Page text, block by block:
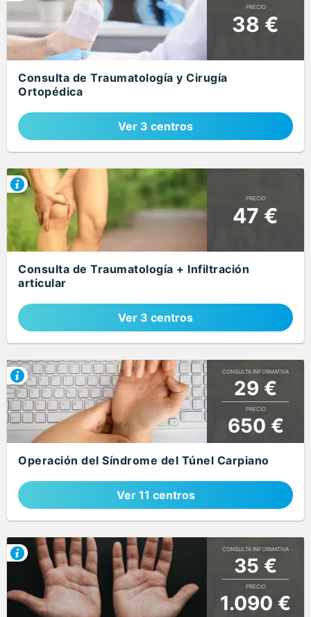
PRECIO
38 €
Consulta de Traumatología y Cirugía
Ortopédica
Ver 3 centros
PRECIO
47 €
Consulta de Traumatología + Infiltración
articular
Ver 3 centros
CONSULTA INFORMATIVA
29 €
PRECIO
650 €
Operación del Síndrome del Túnel Carpiano
Ver 11 centros
CONSULTA INFORMATIVA
35 €
PRECIO
1.090 €